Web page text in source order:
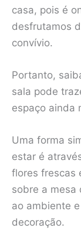
casa, pois é
desfrutamos
convívio.
Portanto,
sala pode
espaço ainda
Uma forma
estar é
flores frescas
sobre a mesa
ao ambiente
decoração.